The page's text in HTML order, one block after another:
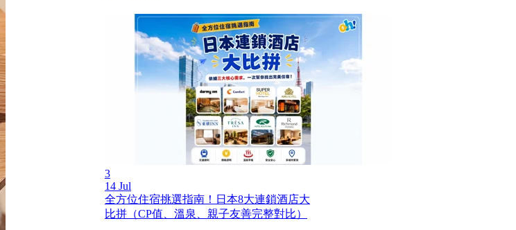
3
14 Jul
全方位住宿挑選指南！日本8大連鎖酒店大
比拼（CP值、溫泉、親子友善完整對比）